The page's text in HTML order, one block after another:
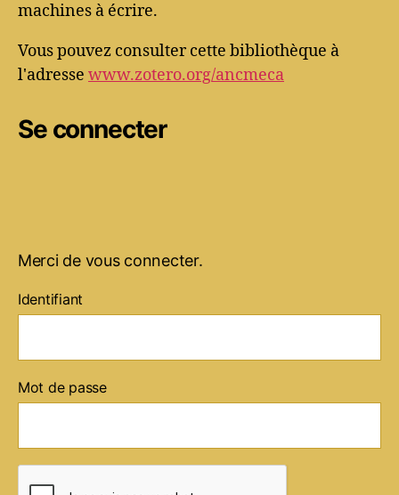
machines à écrire.
Vous pouvez consulter cette bibliothèque à
l'adresse www.zotero.org/ancmeca
Se connecter
Merci de vous connecter.
Identifiant
Mot de passe